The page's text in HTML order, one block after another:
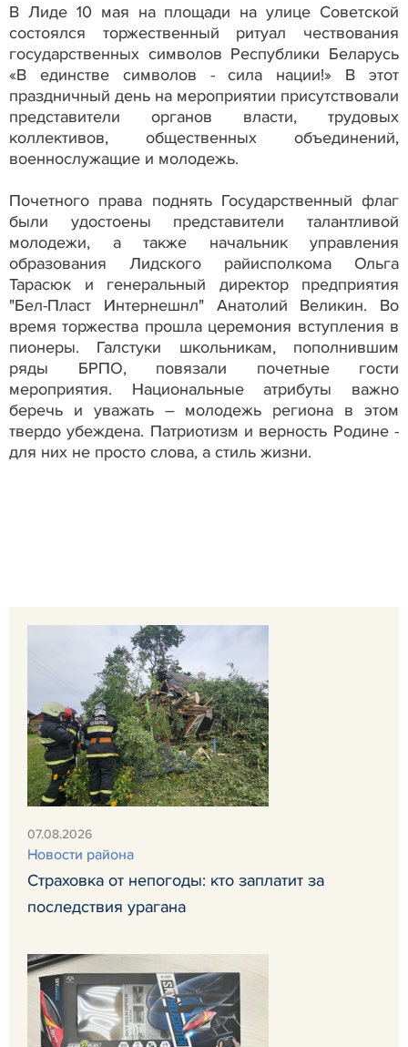
В Лиде 10 мая на площади на улице Советской
состоялся торжественный ритуал чествования
государственных символов Республики Беларусь
«В единстве символов - сила нации!» В этот
праздничный день на мероприятии присутствовали
представители органов власти, трудовых
коллективов, общественных объединений,
военнослужащие и молодежь.
Почетного права поднять Государственный флаг
были удостоены представители талантливой
молодежи, а также начальник управления
образования Лидского райисполкома Ольга
Тарасюк и генеральный директор предприятия
"Бел-Пласт Интернешнл" Анатолий Великин. Во
время торжества прошла церемония вступления в
пионеры. Галстуки школьникам, пополнившим
ряды БРПО, повязали почетные гости
мероприятия. Национальные атрибуты важно
беречь и уважать – молодежь региона в этом
твердо убеждена. Патриотизм и верность Родине -
для них не просто слова, а стиль жизни.
07.08.2026
Новости района
Страховка от непогоды: кто заплатит за
последствия урагана